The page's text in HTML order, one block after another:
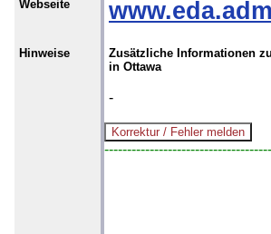
Webseite
Hinweise
Zusätzliche Informationen
in Ottawa
-